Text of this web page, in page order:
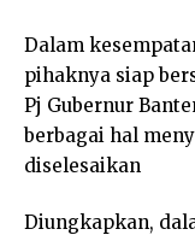
Dalam
pihaknya siap
Pj Gubernur
berbagai hal
diselesaikan
Diungkapkan,